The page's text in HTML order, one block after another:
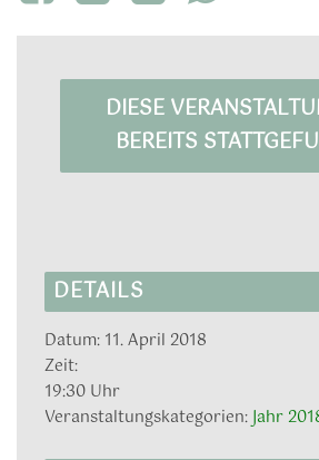
DIESE
BEREITS
DETAILS
Datum: 11. April 2018
Zeit:
19:30 Uhr
Veranstaltungskategorien: Jahr